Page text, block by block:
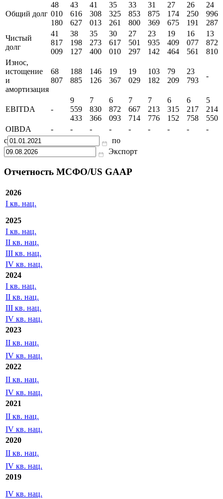
Общий долг
48
010
180
43
616
627
41
308
013
35
325
261
33
853
800
31
875
369
27
174
675
26
250
191
24
996
287
Чистый
долг
41
817
009
38
198
127
35
273
400
30
617
010
27
501
297
23
935
142
19
409
464
16
077
561
13
872
810
Износ,
истощение
и
амортизация
68
807
188
885
146
126
19
367
19
029
103
182
79
209
23
793
-
EBITDA -
9
559
433
7
830
366
6
872
093
7
667
714
7
213
776
6
315
152
6
217
758
5
214
550
OIBDA
- - - - - - - -
-
с
по
Экспорт
Отчетность МСФО/US GAAP
2026
I кв. нац.
2025
I кв. нац.
II кв. нац.
III кв. нац.
IV кв. нац.
2024
I кв. нац.
II кв. нац.
III кв. нац.
IV кв. нац.
2023
II кв. нац.
IV кв. нац.
2022
II кв. нац.
IV кв. нац.
2021
II кв. нац.
IV кв. нац.
2020
II кв. нац.
IV кв. нац.
2019
IV кв. нац.